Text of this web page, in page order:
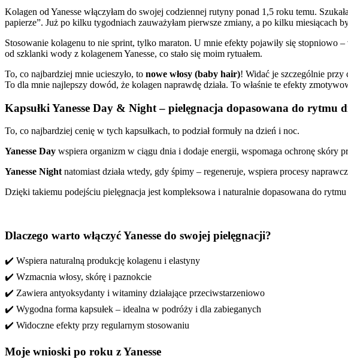
Kolagen od Yanesse włączyłam do swojej codziennej rutyny ponad 1,5 roku temu.
papierze”. Już po kilku tygodniach zauważyłam pierwsze zmiany, a po kilku miesiącach
Stosowanie kolagenu to nie sprint, tylko maraton. U mnie efekty pojawiły się stopniowo –
od szklanki wody z kolagenem Yanesse, co stało się moim rytuałem.
To, co najbardziej mnie ucieszyło, to nowe włosy (baby hair)! Widać je szczególnie przy
To dla mnie najlepszy dowód, że kolagen naprawdę działa. To właśnie te efekty
Kapsułki Yanesse Day & Night – pielęgnacja dopasowana do rytmu
To, co najbardziej cenię w tych kapsułkach, to podział formuły na dzień i noc.
Yanesse Day wspiera organizm w ciągu dnia i dodaje energii, wspomaga ochronę skóry
Yanesse Night natomiast działa wtedy, gdy śpimy – regeneruje, wspiera procesy
Dzięki takiemu podejściu pielęgnacja jest kompleksowa i naturalnie dopasowana do
Dlaczego warto włączyć Yanesse do swojej pielęgnacji?
✔️ Wspiera naturalną produkcję kolagenu i elastyny
✔️ Wzmacnia włosy, skórę i paznokcie
✔️ Zawiera antyoksydanty i witaminy działające przeciwstarzeniowo
✔️ Wygodna forma kapsułek – idealna w podróży i dla zabieganych
✔️ Widoczne efekty przy regularnym stosowaniu
Moje wnioski po roku z Yanesse